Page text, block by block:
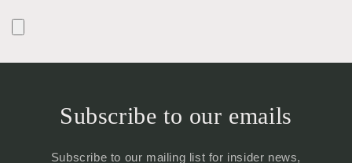
Subscribe to our emails
Subscribe to our mailing list for insider news,